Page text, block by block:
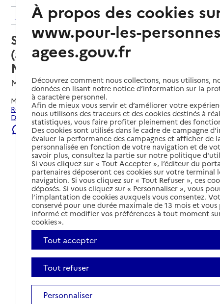
Retour aux résultats de l'annuaire
Service autonomie à domicile
(aide et soins) – Services du
Massif de Sancy
Mont-Dore, PUY-DE-DOME
Mis à jour le22/07/2026
Rechercher les établissements et services autour de Mont-
Dore.
Signaler une erreur
Tout déplier
À propos des cookies
www.pour-les-
agees.gouv.fr
Découvrez comment nous collectons, nous utilisons,
données en lisant notre notice d’information sur la
à caractère personnel.
Afin de mieux vous servir et d’améliorer votre
nous utilisons des traceurs et des cookies destinés à
statistiques, vous faire profiter pleinement des
Des cookies sont utilisés dans le cadre de campagne
évaluer la performance des campagnes et afficher de
personnalisée en fonction de votre navigation et de
savoir plus, consultez la partie sur notre politique
Si vous cliquez sur « Tout Accepter », l’éditeur du
partenaires déposeront ces cookies sur votre terminal
navigation. Si vous cliquez sur « Tout Refuser », ces
déposés. Si vous cliquez sur « Personnaliser », vous
l’implantation de cookies auxquels vous consentez.
conservé pour une durée maximale de 13 mois et
informé et modifier vos préférences à tout moment
cookies ».
Tout accepter
Tout refuser
Personnaliser